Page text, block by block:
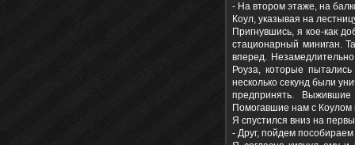
- На втором этаже, на
Коул, указывая на
Пригнувшись, я кое-как
стационарный миниган.
вперед.
Роуза, которые
несколько секунд были
предпринять.
Помогавшие нам с Коулом
Я спустился вниз на
- Друг, пойдем